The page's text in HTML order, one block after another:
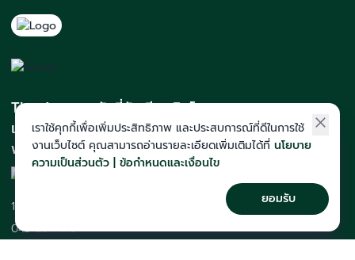
The Act สถาบันที่นักเรียนติดโควตา
และสายแพทย์มากที่สุดในภาคอีสาน
พร้อมทีมคณาจารย์เก็งข้อสอบแม่น
123/2 ม.8 ต.ศิลา อ.เมือง จ.ขอนแก่น
043-257-176
เราใช้คุกกี้เพื่อเพิ่มประสิทธิภาพ และประสบการณ์ที่ดีในการใช้
งานเว็บไซต์ คุณสามารถอ่านรายละเอียดเพิ่มเติมได้ที่ นโยบาย
ความเป็นส่วนตัว | ข้อกำหนดและเงื่อนไข
ยอมรับ